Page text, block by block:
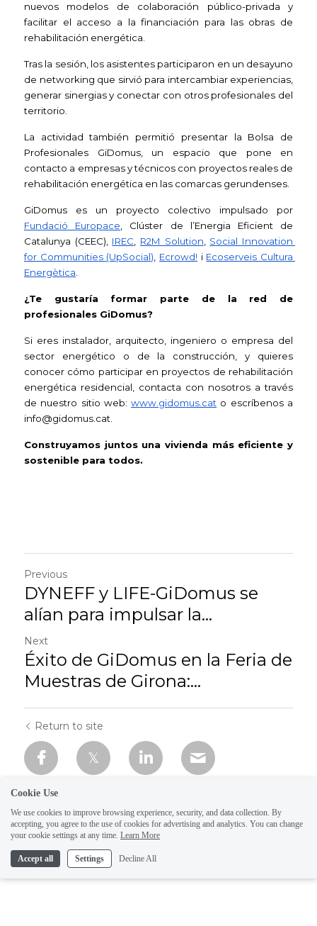
nuevos modelos de colaboración público-privada y
facilitar el acceso a la financiación para las obras de
rehabilitación energética.
Tras la sesión, los asistentes participaron en un desayuno
de networking que sirvió para intercambiar experiencias,
generar sinergias y conectar con otros profesionales del
territorio.
La actividad también permitió presentar la Bolsa de
Profesionales GiDomus, un espacio que pone en
contacto a empresas y técnicos con proyectos reales de
rehabilitación energética en las comarcas gerundenses.
Fundació Europace , Clúster de l’Energia Eficient de
Catalunya (CEEC), IREC R2M Solution
Social Innovation
for Communities (UpSocial)
Ecrowd! i Ecoserveis Cultura
Energètica
¿Te gustaría formar parte de la red de
profesionales GiDomus?
Si eres instalador, arquitecto, ingeniero o empresa del
sector energético o de la construcción, y quieres
conocer cómo participar en proyectos de rehabilitación
energética residencial, contacta con nosotros a través
de nuestro sitio web: www.gidomus.cat o escríbenos a
info@gidomus.cat.
Construyamos juntos una vivienda más eficiente y
sostenible para todos.
Previous
DYNEFF y LIFE-GiDomus se
alían para impulsar la...
Next
Éxito de GiDomus en la Feria de
Muestras de Girona:...
Return to site
Cookie Use
We use cookies to improve browsing experience, security, and data collection. By
accepting, you agree to the use of cookies for advertising and analytics. You can change
your cookie settings at any time. Learn More
Accept all Settings Decline All